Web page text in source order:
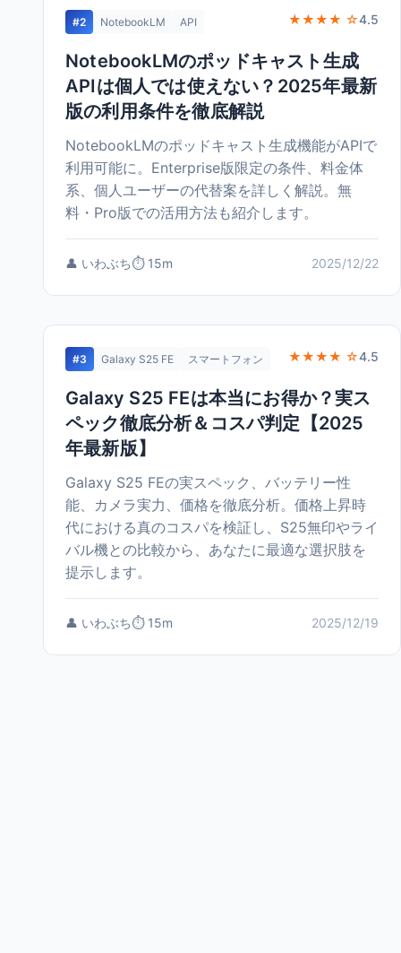
#2 NotebookLM API ★★★★ ☆4.5
NotebookLMのポッドキャスト生成
APIは個人では使えない？2025年最新
版の利用条件を徹底解説
NotebookLMのポッドキャスト生成機能がAPIで
利用可能に。Enterprise版限定の条件、料金体
系、個人ユーザーの代替案を詳しく解説。無
料・Pro版での活用方法も紹介します。
👤 いわぶち⏱️ 15m 2025/12/22
#3 Galaxy S25 FE スマートフォン ★★★★ ☆4.5
Galaxy S25 FEは本当にお得か？実ス
ペック徹底分析＆コスパ判定【2025
年最新版】
Galaxy S25 FEの実スペック、バッテリー性
能、カメラ実力、価格を徹底分析。価格上昇時
代における真のコスパを検証し、S25無印やライ
バル機との比較から、あなたに最適な選択肢を
提示します。
👤 いわぶち⏱️ 15m 2025/12/19